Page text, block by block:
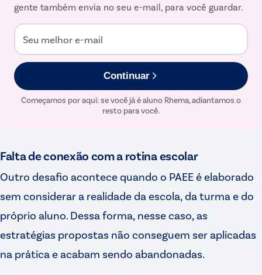
gente também envia no seu e-mail, para você guardar.
Seu melhor e-mail
Continuar
Começamos por aqui: se você já é aluno Rhema, adiantamos o
resto para você.
Falta de conexão com a rotina escolar
Outro desafio acontece quando o PAEE é elaborado
sem considerar a realidade da escola, da turma e do
próprio aluno. Dessa forma, nesse caso, as
estratégias propostas não conseguem ser aplicadas
na prática e acabam sendo abandonadas.